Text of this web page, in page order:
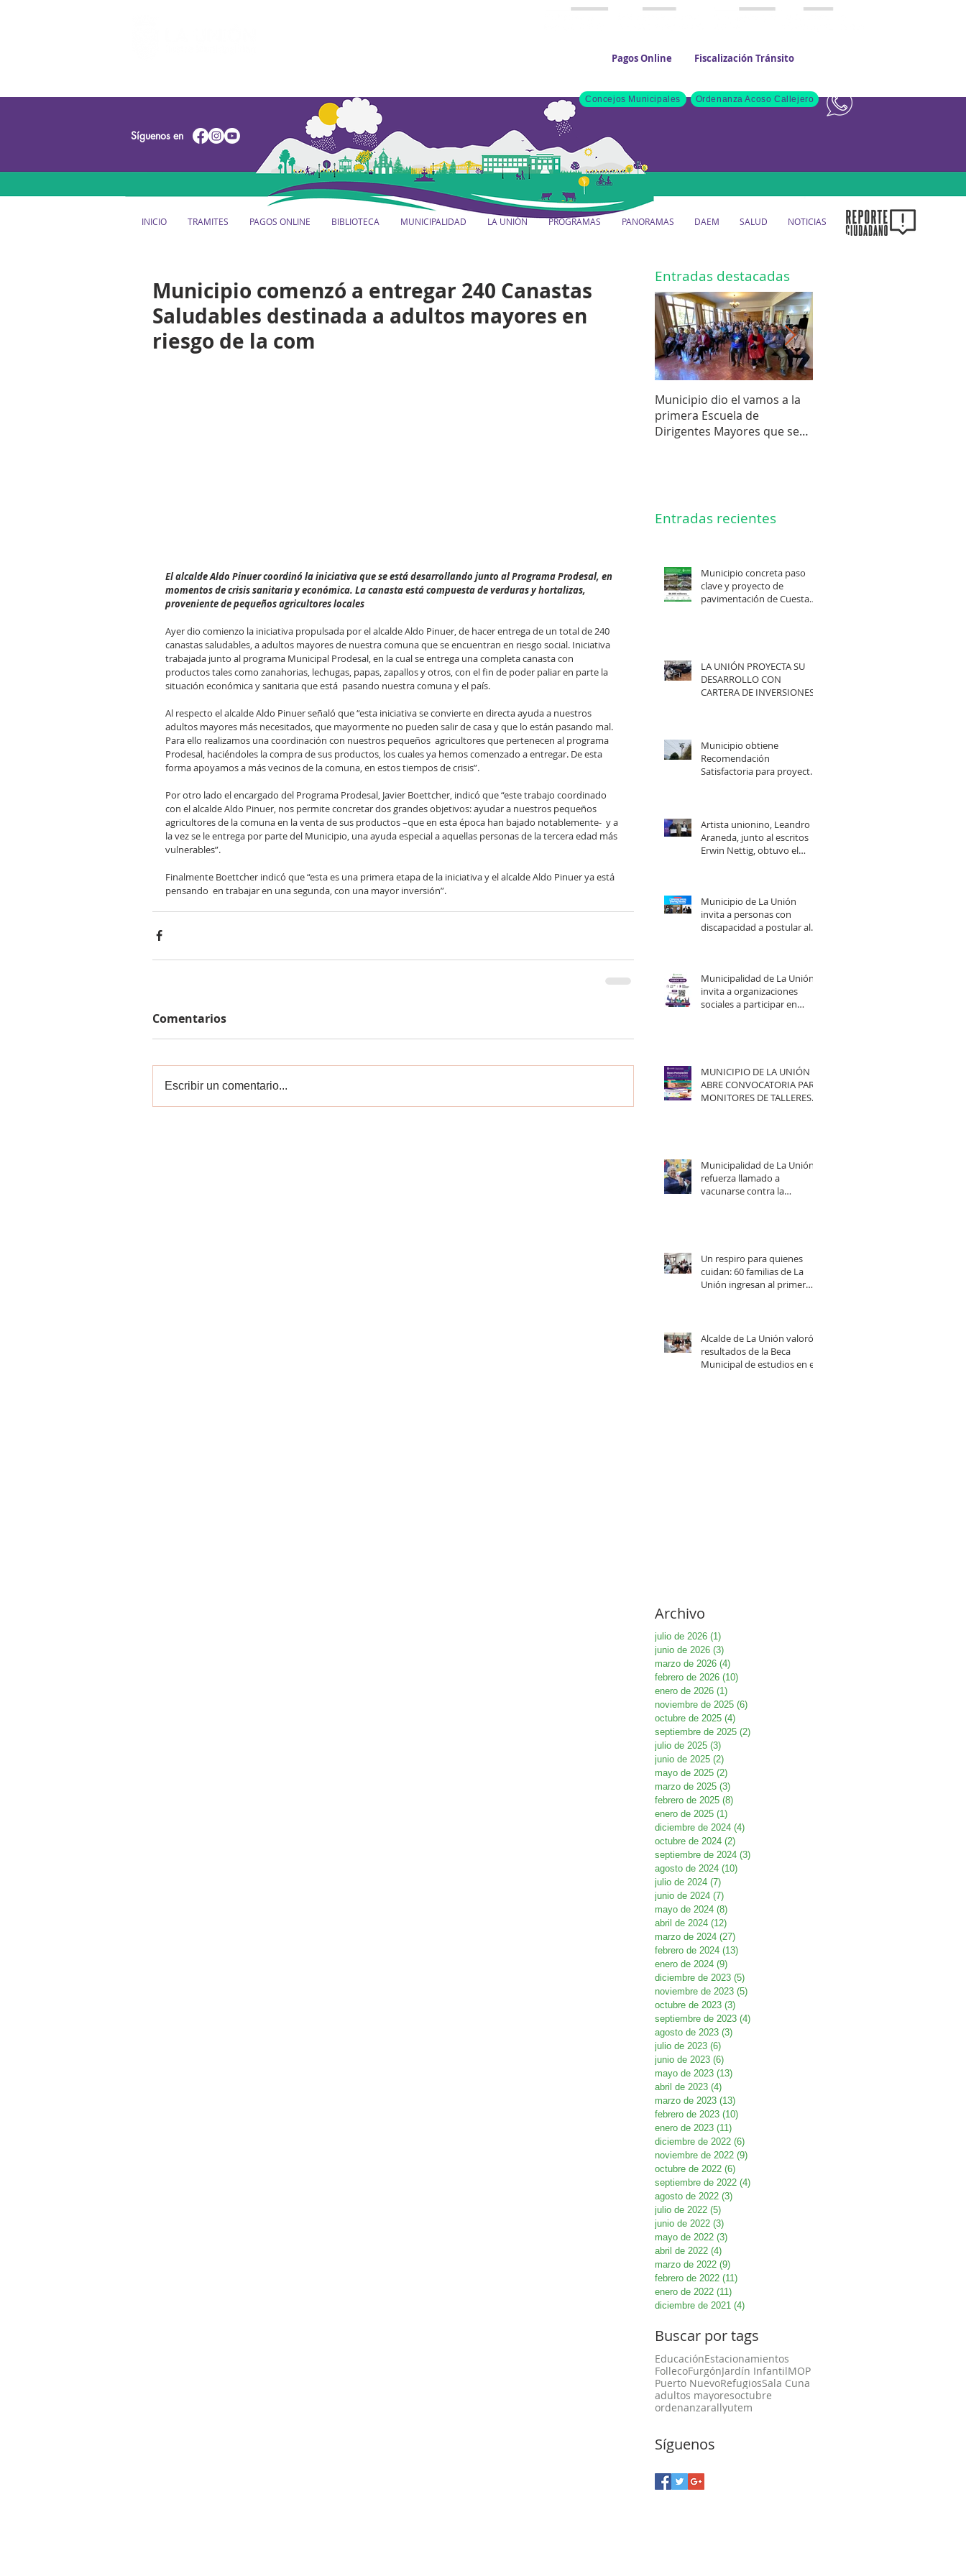
Pagos Online Fiscalización Tránsito
Concejos Municipales
Síguenos en
INICIO TRAMITES PAGOS ONLINE BIBLIOTECA MUNICIPALIDAD LA UNIÓN PROGRAMAS PANORAMAS DAEM SALUD NOTICIAS
Ordenanza Acoso Callejero
Municipio comenzó a entregar 240 Canastas
Saludables destinada a adultos mayores en
riesgo de la com
El alcalde Aldo Pinuer coordinó la iniciativa que se está desarrollando junto al Programa Prodesal, en
momentos de crisis sanitaria y económica. La canasta está compuesta de verduras y hortalizas,
proveniente de pequeños agricultores locales
Ayer dio comienzo la iniciativa propulsada por el alcalde Aldo Pinuer, de hacer entrega de un total de 240
canastas saludables, a adultos mayores de nuestra comuna que se encuentran en riesgo social. Iniciativa
trabajada junto al programa Municipal Prodesal, en la cual se entrega una completa canasta con
productos tales como zanahorias, lechugas, papas, zapallos y otros, con el fin de poder paliar en parte la
situación económica y sanitaria que está  pasando nuestra comuna y el país.
Al respecto el alcalde Aldo Pinuer señaló que “esta iniciativa se convierte en directa ayuda a nuestros
adultos mayores más necesitados, que mayormente no pueden salir de casa y que lo están pasando mal.
Para ello realizamos una coordinación con nuestros pequeños  agricultores que pertenecen al programa
Prodesal, haciéndoles la compra de sus productos, los cuales ya hemos comenzado a entregar. De esta
forma apoyamos a más vecinos de la comuna, en estos tiempos de crisis”.
Por otro lado el encargado del Programa Prodesal, Javier Boettcher, indicó que “este trabajo coordinado
con el alcalde Aldo Pinuer, nos permite concretar dos grandes objetivos: ayudar a nuestros pequeños
agricultores de la comuna en la venta de sus productos –que en esta época han bajado notablemente-  y a
la vez se le entrega por parte del Municipio, una ayuda especial a aquellas personas de la tercera edad más
vulnerables”.
Finalmente Boettcher indicó que “esta es una primera etapa de la iniciativa y el alcalde Aldo Pinuer ya está
pensando  en trabajar en una segunda, con una mayor inversión”.
Comentarios
Escribir un comentario...
Entradas destacadas
Municipio dio el vamos a la
primera Escuela de
Dirigentes Mayores que se
Entradas recientes
Municipio concreta paso
clave y proyecto de
pavimentación de Cuesta
LA UNIÓN PROYECTA SU
DESARROLLO CON
CARTERA DE INVERSIONES
Municipio obtiene
Recomendación
Satisfactoria para proyecto
la comuna.
Artista unionino, Leandro
Araneda, junto al escritos
Erwin Nettig, obtuvo el
Municipio de La Unión
invita a personas con
discapacidad a postular al
Municipalidad de La Unión
invita a organizaciones
sociales a participar en
MUNICIPIO DE LA UNIÓN
ABRE CONVOCATORIA PARA
MONITORES DE TALLERES
Municipalidad de La Unión
refuerza llamado a
vacunarse contra la
Un respiro para quienes
cuidan: 60 familias de La
Unión ingresan al primer
Alcalde de La Unión valoró
resultados de la Beca
Municipal de estudios en el
Archivo
julio de 2026 (1)
junio de 2026 (3)
marzo de 2026 (4)
febrero de 2026 (10)
enero de 2026 (1)
noviembre de 2025 (6)
octubre de 2025 (4)
septiembre de 2025 (2)
julio de 2025 (3)
junio de 2025 (2)
mayo de 2025 (2)
marzo de 2025 (3)
febrero de 2025 (8)
enero de 2025 (1)
diciembre de 2024 (4)
octubre de 2024 (2)
septiembre de 2024 (3)
agosto de 2024 (10)
julio de 2024 (7)
junio de 2024 (7)
mayo de 2024 (8)
abril de 2024 (12)
marzo de 2024 (27)
febrero de 2024 (13)
enero de 2024 (9)
diciembre de 2023 (5)
noviembre de 2023 (5)
octubre de 2023 (3)
septiembre de 2023 (4)
agosto de 2023 (3)
julio de 2023 (6)
junio de 2023 (6)
mayo de 2023 (13)
abril de 2023 (4)
marzo de 2023 (13)
febrero de 2023 (10)
enero de 2023 (11)
diciembre de 2022 (6)
noviembre de 2022 (9)
octubre de 2022 (6)
septiembre de 2022 (4)
agosto de 2022 (3)
julio de 2022 (5)
junio de 2022 (3)
mayo de 2022 (3)
abril de 2022 (4)
marzo de 2022 (9)
febrero de 2022 (11)
enero de 2022 (11)
diciembre de 2021 (4)
Buscar por tags
EducaciónEstacionamientos
FollecoFurgónJardín InfantilMOP
Puerto NuevoRefugiosSala Cuna
adultos mayoresoctubre
ordenanzarallyutem
Síguenos